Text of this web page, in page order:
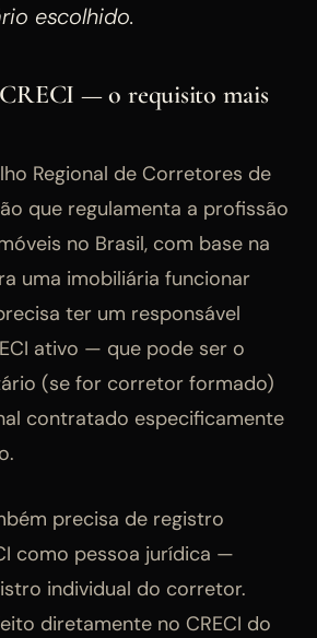
escolhido.
— o requisito mais
Regional de Corretores de
que regulamenta a profissão
no Brasil, com base na
uma imobiliária funcionar
ter um responsável
ativo — que pode ser o
(se for corretor formado)
contratado especificamente
precisa de registro
como pessoa jurídica —
individual do corretor.
diretamente no CRECI do